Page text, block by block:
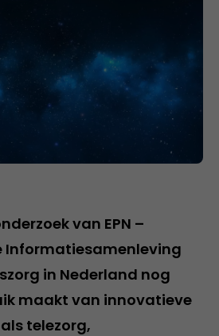
van EPN –
Informatiesamenleving
in Nederland nog
maakt van innovatieve
telezorg,